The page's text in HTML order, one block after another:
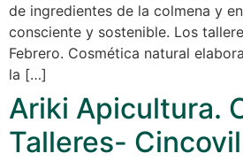
de ingredientes de la colmena y
consciente y sostenible. Los
Febrero. Cosmética natural
la […]
Ariki Apicultura.
Talleres-